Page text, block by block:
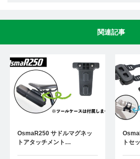
関連記事
OsmaR250 サドルマグネッ
トアタッチメント…
トセ